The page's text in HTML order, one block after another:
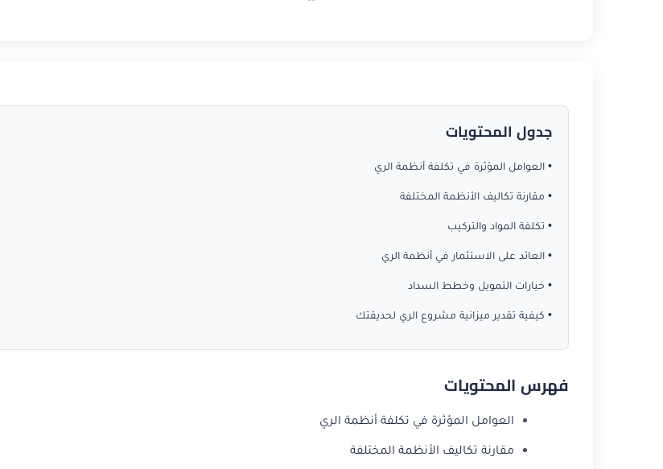
جدول المحتويات
• العوامل المؤثرة في تكلفة أنظمة الري
• مقارنة تكاليف الأنظمة المختلفة
• تكلفة المواد والتركيب
• العائد على الاستثمار في أنظمة الري
• خيارات التمويل وخطط السداد
• كيفية تقدير ميزانية مشروع الري لحديقتك
فهرس المحتويات
العوامل المؤثرة في تكلفة أنظمة الري
مقارنة تكاليف الأنظمة المختلفة